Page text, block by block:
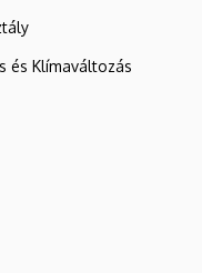
és Klímaváltozás